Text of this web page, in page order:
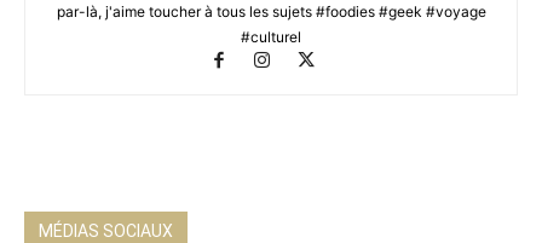
par-là, j'aime toucher à tous les sujets #foodies #geek #voyage
#culturel
MÉDIAS SOCIAUX